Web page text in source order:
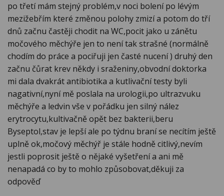
po třetí mám stejný problém,v noci bolení po lévým
mezižebřím které změnou polohy zmizí a potom do tří
dnů začnu častěji chodit na WC,pocit jako u zánětu
močového měchýře jen to není tak strašné (normálně
chodím do práce a pociřuji jen časté nucení ) druhý den
začnu čůrat krev někdy i sraženiny,obvodní doktorka
mi dala dvakrát antibiotika a kutlivační testy byli
nagativní,nyní mě poslala na urologii,po ultrazvuku
měchýře a ledvin vše v pořádku jen silný nález
erytrocytu,kultivačně opět bez bakterii,beru
Byseptol,stav je lepší ale po týdnu braní se necítím ještě
uplně ok,močový měchýř je stále hodně citlivý,nevím
jestli poprosit ještě o nějaké vyšetření a ani mě
nenapadá co by to mohlo způsobovat,děkuji za
odpověď